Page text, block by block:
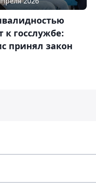
к госслужбе:
принял закон